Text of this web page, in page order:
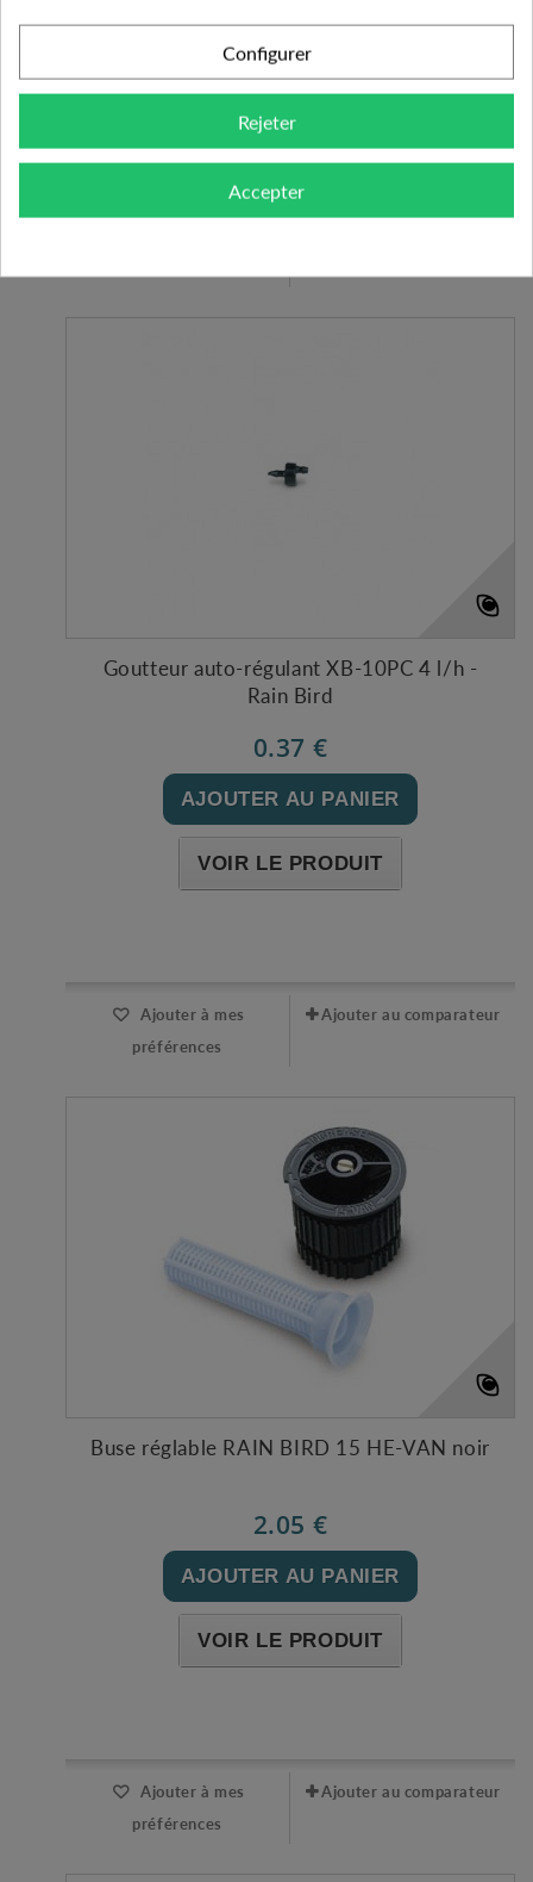
AJOUTER AU PANIER
VOIR LE PRODUIT
Expédié l'après-midi pour une commande avant 11h
Goutteur auto-régulant XB-10PC 4 l/h -
Rain Bird
0.37 €
AJOUTER AU PANIER
VOIR LE PRODUIT
Ajouter à mes
préférences
Ajouter au comparateur
Buse réglable RAIN BIRD 15 HE-VAN noir
2.05 €
AJOUTER AU PANIER
VOIR LE PRODUIT
Ajouter à mes
préférences
Ajouter au comparateur
Configurer
Rejeter
Accepter